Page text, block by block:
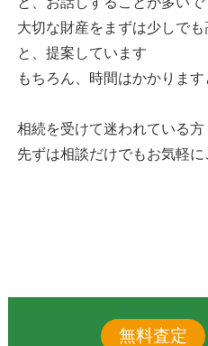
大切な財産をまずは少しで
と、提案しています
もちろん、時間はかかりま
相続を受けて迷われている方
先ずは相談だけでもお気軽
無料査定